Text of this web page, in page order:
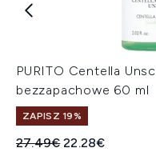
PURITO Centella
bezzapachowe 60 ml
ZAPISZ 19%
Sugerowana cena
27.49€Aktualna cena:
22.28€